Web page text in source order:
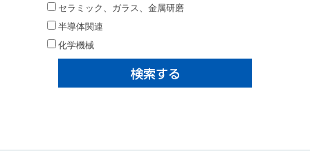
セラミック、ガラス、金属研磨
半導体関連
化学機械